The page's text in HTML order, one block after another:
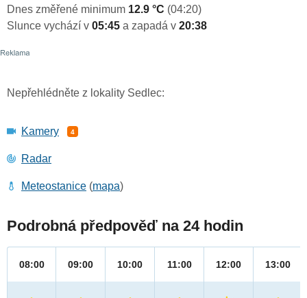
Dnes změřené minimum 12.9 °C (04:20)
Slunce vychází v 05:45 a zapadá v 20:38
Nepřehlédněte z lokality Sedlec:
Kamery 4
Radar
Meteostanice (mapa)
Podrobná předpověď na 24 hodin
08:00 09:00 10:00 11:00 12:00 13:00